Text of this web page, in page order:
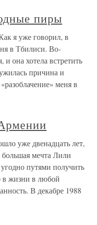
пиры
я уже говорил, в
в Тбилиси. Во-
она хотела встретить
причина и
меня в
уже двенадцать лет,
мечта Лили
путями получить
в жизни в любой
В декабре 1988